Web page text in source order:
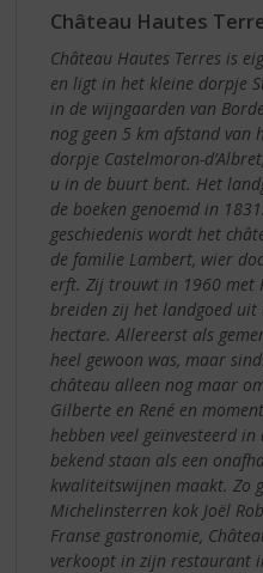
Château Hautes
Château Hautes Terres is
en ligt in het kleine dorpje
in de wijngaarden van
nog geen 5 km afstand van
dorpje Castelmoron-
u in de buurt bent. Het
de boeken genoemd in
geschiedenis wordt het
de familie Lambert, wier
erft. Zij trouwt in 1960 met
breiden zij het landgoed
hectare. Allereerst als
heel gewoon was, maar
château alleen nog maar
Gilberte en René en
hebben veel geïnvesteerd
bekend staan als een
kwaliteitswijnen maakt. Zo
Michelinsterren kok Joël
Franse gastronomie,
verkoopt in zijn restaurant